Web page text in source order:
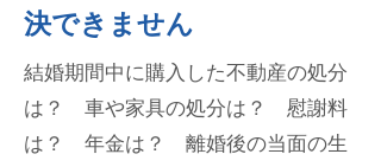
決できません
結婚期間中に購入した不動産の処分
は？ 車や家具の処分は？ 慰謝料
は？ 年金は？ 離婚後の当面の生